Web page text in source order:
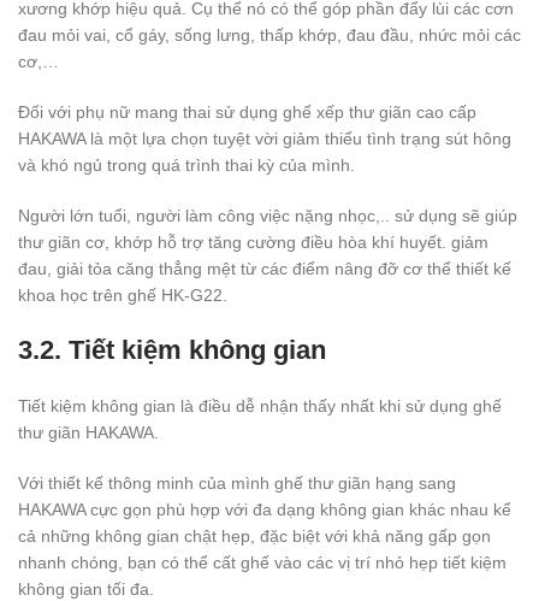
xương khớp hiệu quả. Cụ thể nó có thể góp phần đẩy lùi các cơn
đau mỏi vai, cổ gáy, sống lưng, thấp khớp, đau đầu, nhức mỏi các
cơ,…
Đối với phụ nữ mang thai sử dụng ghế xếp thư giãn cao cấp
HAKAWA là một lựa chọn tuyệt vời giảm thiểu tình trạng sút hông
và khó ngủ trong quá trình thai kỳ của mình.
Người lớn tuổi, người làm công việc nặng nhọc,.. sử dụng sẽ giúp
thư giãn cơ, khớp hỗ trợ tăng cường điều hòa khí huyết. giảm
đau, giải tỏa căng thẳng mệt từ các điểm nâng đỡ cơ thể thiết kế
khoa học trên ghế HK-G22.
3.2. Tiết kiệm không gian
Tiết kiệm không gian là điều dễ nhận thấy nhất khi sử dụng ghế
thư giãn HAKAWA.
Với thiết kế thông minh của mình ghế thư giãn hạng sang
HAKAWA cực gọn phù hợp với đa dạng không gian khác nhau kể
cả những không gian chật hẹp, đặc biệt với khả năng gấp gọn
nhanh chóng, bạn có thể cất ghế vào các vị trí nhỏ hẹp tiết kiệm
không gian tối đa.